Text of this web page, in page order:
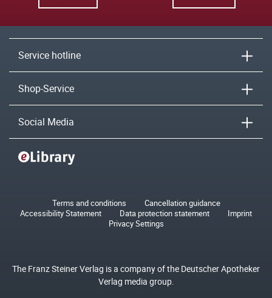
Service hotline
Shop-Service
Social Media
Terms and conditions
Cancellation guidance
Accessibility Statement
Data protection statement
Imprint
Privacy Settings
The Franz Steiner Verlag is a company of the Deutscher Apotheker
Verlag media group.